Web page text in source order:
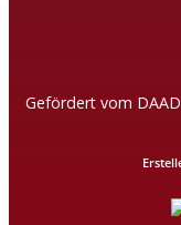
Gefördert vom